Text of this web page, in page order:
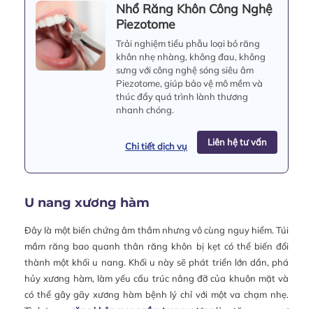
Nhổ Răng Khôn Công Nghệ
Piezotome
Trải nghiệm tiểu phẫu loại bỏ răng
khôn nhẹ nhàng, không đau, không
sưng với công nghệ sóng siêu âm
Piezotome, giúp bảo vệ mô mềm và
thúc đẩy quá trình lành thương
nhanh chóng.
Chi tiết dịch vụ Liên hệ tư vấn
U nang xương hàm
Đây là một biến chứng âm thầm nhưng vô cùng nguy hiểm. Túi
mầm răng bao quanh thân răng khôn bị kẹt có thể biến đổi
thành một khối u nang. Khối u này sẽ phát triển lớn dần, phá
hủy xương hàm, làm yếu cấu trúc nâng đỡ của khuôn mặt và
có thể gây gãy xương hàm bệnh lý chỉ với một va chạm nhẹ.